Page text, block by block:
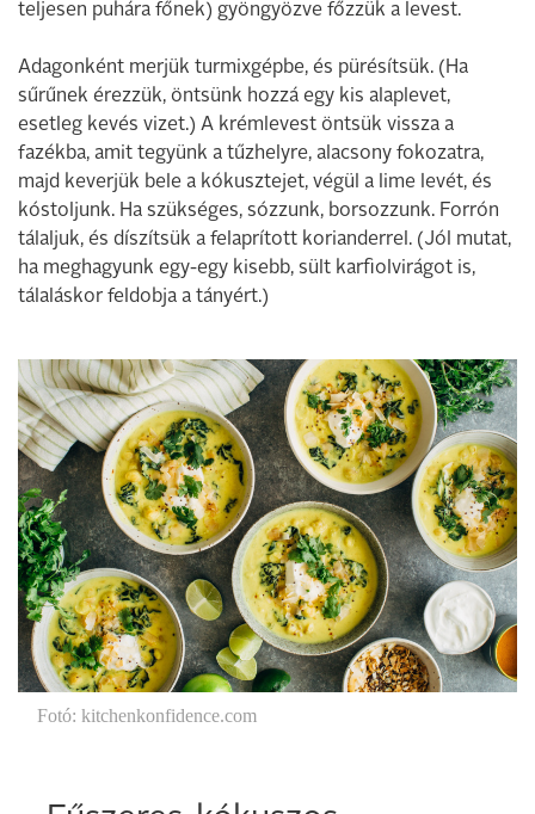
teljesen puhára főnek) gyöngyözve főzzük a levest.
Adagonként merjük turmixgépbe, és pürésítsük. (Ha
sűrűnek érezzük, öntsünk hozzá egy kis alaplevet,
esetleg kevés vizet.) A krémlevest öntsük vissza a
fazékba, amit tegyünk a tűzhelyre, alacsony fokozatra,
majd keverjük bele a kókusztejet, végül a lime levét, és
kóstoljunk. Ha szükséges, sózzunk, borsozzunk. Forrón
tálaljuk, és díszítsük a felaprított korianderrel. (Jól mutat,
ha meghagyunk egy-egy kisebb, sült karfiolvirágot is,
tálaláskor feldobja a tányért.)
Fotó: kitchenkonfidence.com